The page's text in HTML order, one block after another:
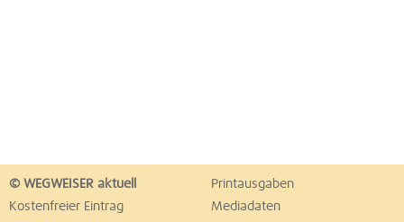
© WEGWEISER aktuell
Printausgaben
Kostenfreier Eintrag
Mediadaten